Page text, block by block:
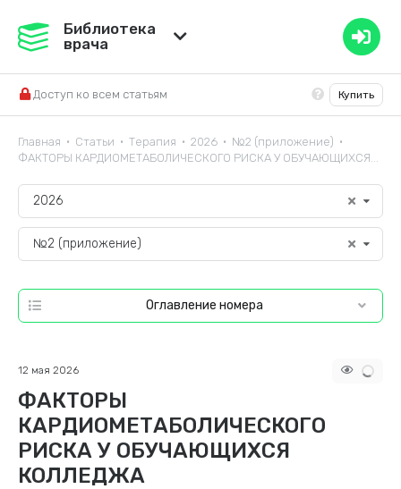
Медвестник
Справочник ЛС
Библиотека
врача
Доступ ко всем статьям Купить
Главная • Статьи • Терапия • 2026 • №2 (приложение) •
ФАКТОРЫ КАРДИОМЕТАБОЛИЧЕСКОГО РИСКА У ОБУЧАЮЩИХСЯ...
2026
№2 (приложение)
Оглавление номера
ФАКТОРЫ
КАРДИОМЕТАБОЛИЧЕСКОГО
РИСКА У ОБУЧАЮЩИХСЯ
КОЛЛЕДЖА
12 мая 2026